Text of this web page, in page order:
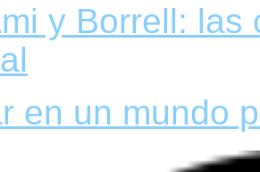
y Borrell:
en un mundo